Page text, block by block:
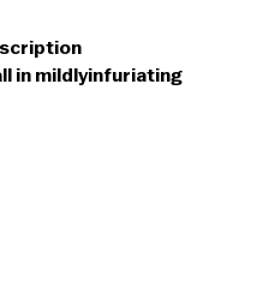
inmildlyinfuriating